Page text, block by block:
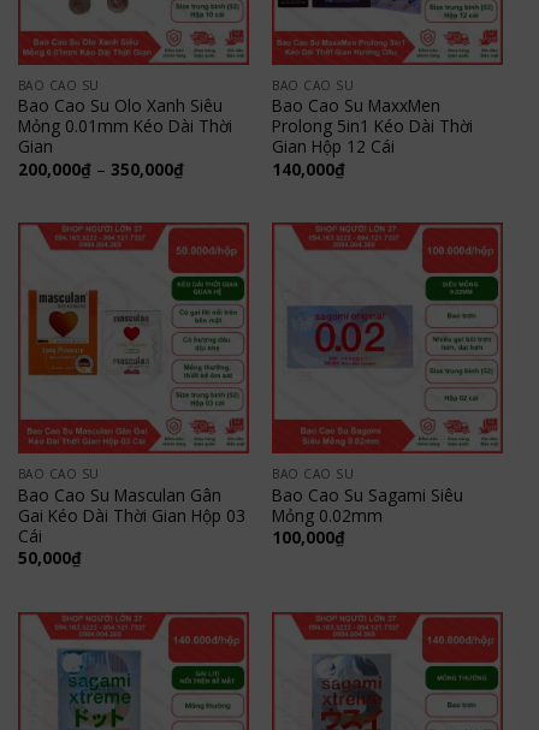
BAO CAO SU
Bao Cao Su Olo Xanh Siêu
Mỏng 0.01mm Kéo Dài Thời
Gian
200,000₫ – 350,000₫Khoảng
giá:
đến
350,000₫
BAO CAO SU
Bao Cao Su MaxxMen
Prolong 5in1 Kéo Dài Thời
Gian Hộp 12 Cái
140,000₫
BAO CAO SU
Bao Cao Su Masculan Gân
Gai Kéo Dài Thời Gian Hộp 03
Cái
50,000₫
BAO CAO SU
Bao Cao Su Sagami Siêu
Mỏng 0.02mm
100,000₫